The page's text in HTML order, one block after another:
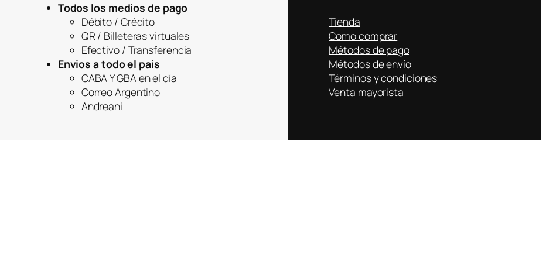
Todos los medios de pago
Débito / Crédito
QR / Billeteras virtuales
Efectivo / Transferencia
Envios a todo el pais
CABA Y GBA en el día
Correo Argentino
Andreani
Tienda
Como comprar
Métodos de pago
Métodos de envío
Términos y condiciones
Venta mayorista